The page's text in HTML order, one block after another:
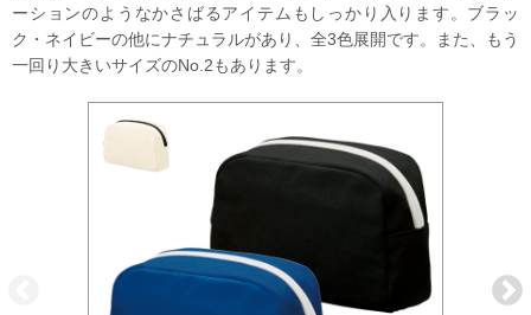
ーションのようなかさばるアイテムもしっかり入ります。ブラッ
ク・ネイビーの他にナチュラルがあり、全3色展開です。また、もう
一回り大きいサイズのNo.2もあります。